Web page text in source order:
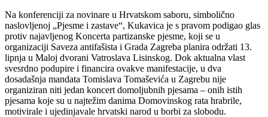
Na konferenciji za novinare u Hrvatskom saboru, simbolično
naslovljenoj „Pjesme i zastave“, Kukavica je s pravom podigao glas
protiv najavljenog Koncerta partizanske pjesme, koji se u
organizaciji Saveza antifašista i Grada Zagreba planira održati 13.
lipnja u Maloj dvorani Vatroslava Lisinskog. Dok aktualna vlast
svesrdno podupire i financira ovakve manifestacije, u dva
dosadašnja mandata Tomislava Tomaševića u Zagrebu nije
organiziran niti jedan koncert domoljubnih pjesama – onih istih
pjesama koje su u najtežim danima Domovinskog rata hrabrile,
motivirale i ujedinjavale hrvatski narod u borbi za slobodu.